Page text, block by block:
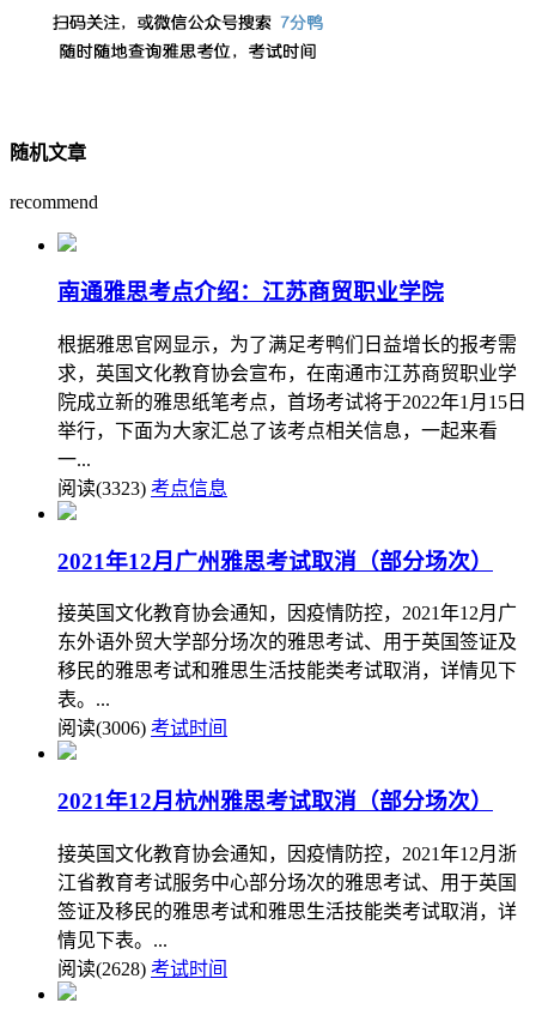
随机文章
recommend
南通雅思考点介绍：江苏商贸职业学院
根据雅思官网显示，为了满足考鸭们日益增长的报考需
求，英国文化教育协会宣布，在南通市江苏商贸职业学
院成立新的雅思纸笔考点，首场考试将于2022年1月15日
举行，下面为大家汇总了该考点相关信息，一起来看
一...
阅读(3323) 考点信息
2021年12月广州雅思考试取消（部分场次）
接英国文化教育协会通知，因疫情防控，2021年12月广
东外语外贸大学部分场次的雅思考试、用于英国签证及
移民的雅思考试和雅思生活技能类考试取消，详情见下
表。...
阅读(3006) 考试时间
2021年12月杭州雅思考试取消（部分场次）
接英国文化教育协会通知，因疫情防控，2021年12月浙
江省教育考试服务中心部分场次的雅思考试、用于英国
签证及移民的雅思考试和雅思生活技能类考试取消，详
情见下表。...
阅读(2628) 考试时间